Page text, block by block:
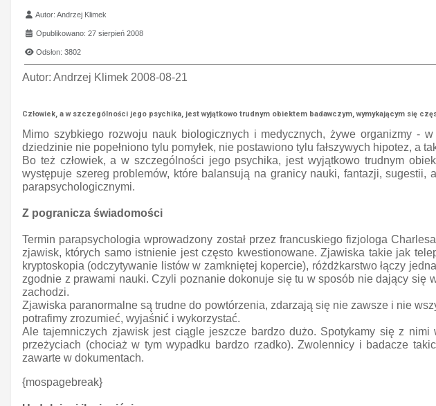
Szczegóły
Autor:Andrzej Klimek
Opublikowano: 27 sierpień 2008
Odsłon: 3802
Autor: Andrzej Klimek 2008-08-21
Człowiek, a w szczególności jego psychika, jest wyjątkowo trudnym obiektem badawczym, wymykającym się
Mimo szybkiego rozwoju nauk biologicznych i medycznych, żywe organizmy -
dziedzinie nie popełniono tylu pomyłek, nie postawiono tylu fałszywych hipotez, a
Bo też człowiek, a w szczególności jego psychika, jest wyjątkowo trudnym
występuje szereg problemów, które balansują na granicy nauki, fantazji,
parapsychologicznymi.
Z pogranicza świadomości
Termin parapsychologia wprowadzony został przez francuskiego fizjologa
zjawisk, których samo istnienie jest często kwestionowane. Zjawiska takie jak
kryptoskopia (odczytywanie listów w zamkniętej kopercie), różdżkarstwo łączy
zgodnie z prawami nauki. Czyli poznanie dokonuje się tu w sposób nie dający się
zachodzi.
Zjawiska paranormalne są trudne do powtórzenia, zdarzają się nie zawsze i nie
potrafimy zrozumieć, wyjaśnić i wykorzystać.
Ale tajemniczych zjawisk jest ciągle jeszcze bardzo dużo. Spotykamy się z
przeżyciach (chociaż w tym wypadku bardzo rzadko). Zwolennicy i badacze
zawarte w dokumentach.
{mospagebreak}